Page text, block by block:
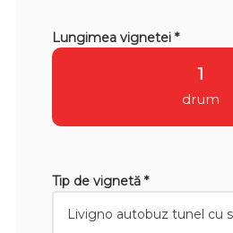
Lungimea vignetei *
1
drum
Tip de vignetă *